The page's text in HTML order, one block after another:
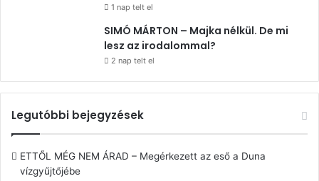
1 nap telt el
SIMÓ MÁRTON – Majka nélkül. De mi
lesz az irodalommal?
2 nap telt el
Legutóbbi bejegyzések
ETTŐL MÉG NEM ÁRAD – Megérkezett az eső a Duna
vízgyűjtőjébe